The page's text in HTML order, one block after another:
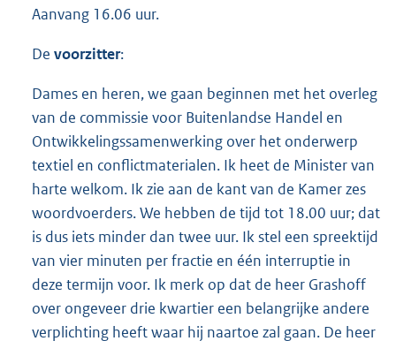
Aanvang 16.06 uur.
De voorzitter:
Dames en heren, we gaan beginnen met het overleg
van de commissie voor Buitenlandse Handel en
Ontwikkelingssamenwerking over het onderwerp
textiel en conflictmaterialen. Ik heet de Minister van
harte welkom. Ik zie aan de kant van de Kamer zes
woordvoerders. We hebben de tijd tot 18.00 uur; dat
is dus iets minder dan twee uur. Ik stel een spreektijd
van vier minuten per fractie en één interruptie in
deze termijn voor. Ik merk op dat de heer Grashoff
over ongeveer drie kwartier een belangrijke andere
verplichting heeft waar hij naartoe zal gaan. De heer